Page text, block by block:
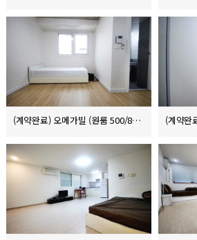
(계약완료) 오메가빌 (원룸 500/80)